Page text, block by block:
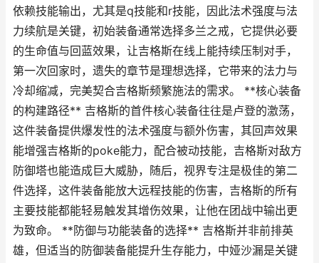
依赖技能输出，尤其是q技能和r技能，因此法术强度与法
力续航是关键，初始装备通常选择多兰之戒，它提供必要
的生命值与回蓝效果，让吉格斯在线上能持续压制对手，
第一次回家时，遗失的章节是理想选择，它带来的法力与
冷却缩减，完美契合吉格斯频繁施法的需求。 **核心装备
的构建路径** 吉格斯的首件核心装备往往是卢登的激荡，
这件装备提供爆发性的法术强度与额外伤害，其回声效果
能增强吉格斯的poke能力，配合被动技能，吉格斯对敌方
防御塔也能造成巨大威胁，随后，视界专注是极佳的第二
件选择，这件装备能放大远程技能的伤害，吉格斯的所有
主要技能都能轻易触发其增伤效果，让他在团战中输出更
为致命。 **防御与功能装备的选择** 吉格斯并非前排英
雄，但适当的防御装备能提升生存能力，中娅沙漏是关键